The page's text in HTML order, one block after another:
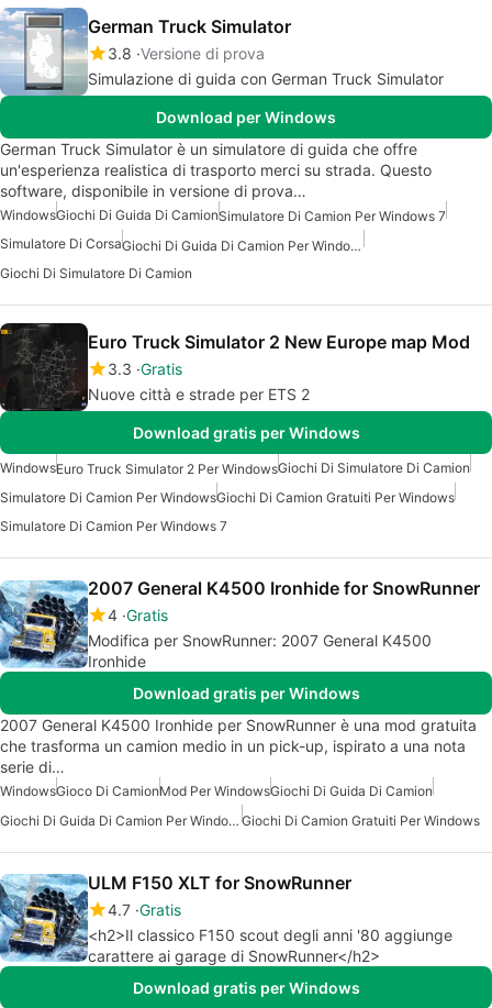
German Truck Simulator
3.8 Versione di prova
Simulazione di guida con German Truck Simulator
Download per Windows
German Truck Simulator è un simulatore di guida che offre
un'esperienza realistica di trasporto merci su strada. Questo
software, disponibile in versione di prova…
WindowsGiochi Di Guida Di CamionSimulatore Di Camion Per Windows 7
Simulatore Di Corsa
Giochi Di Guida Di Camion Per Windows
Giochi Di Simulatore Di Camion
Euro Truck Simulator 2 New Europe map Mod
3.3 Gratis
Nuove città e strade per ETS 2
Download gratis per Windows
WindowsEuro Truck Simulator 2 Per WindowsGiochi Di Simulatore Di Camion
Simulatore Di Camion Per WindowsGiochi Di Camion Gratuiti Per Windows
Simulatore Di Camion Per Windows 7
2007 General K4500 Ironhide for SnowRunner
4 Gratis
Modifica per SnowRunner: 2007 General K4500
Ironhide
Download gratis per Windows
2007 General K4500 Ironhide per SnowRunner è una mod gratuita
che trasforma un camion medio in un pick-up, ispirato a una nota
serie di…
WindowsGioco Di CamionMod Per WindowsGiochi Di Guida Di Camion
Giochi Di Guida Di Camion Per Windows Giochi Di Camion Gratuiti Per Windows
ULM F150 XLT for SnowRunner
4.7 Gratis
<h2>Il classico F150 scout degli anni '80 aggiunge
carattere ai garage di SnowRunner</h2>
Download gratis per Windows